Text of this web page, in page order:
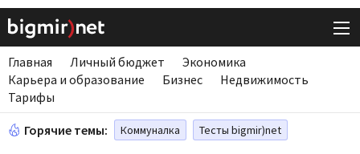
Главная Личный бюджет
Экономика
Карьера и образование
Бизнес
Недвижимость
Тарифы
Горячие темы: Коммуналка Тесты bigmir)net